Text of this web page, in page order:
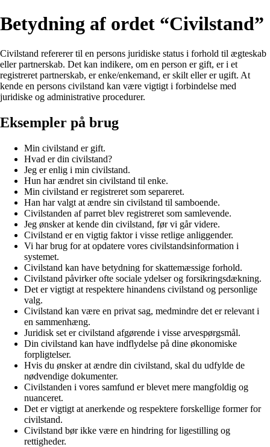
Betydning af ordet “Civilstand”
Civilstand refererer til en persons juridiske status i forhold til ægteskab
eller partnerskab. Det kan indikere, om en person er gift, er i et
registreret partnerskab, er enke/enkemand, er skilt eller er ugift. At
kende en persons civilstand kan være vigtigt i forbindelse med
juridiske og administrative procedurer.
Eksempler på brug
Min civilstand er gift.
Hvad er din civilstand?
Jeg er enlig i min civilstand.
Hun har ændret sin civilstand til enke.
Min civilstand er registreret som separeret.
Han har valgt at ændre sin civilstand til samboende.
Civilstanden af parret blev registreret som samlevende.
Jeg ønsker at kende din civilstand, før vi går videre.
Civilstand er en vigtig faktor i visse retlige anliggender.
Vi har brug for at opdatere vores civilstandsinformation i
systemet.
Civilstand kan have betydning for skattemæssige forhold.
Civilstand påvirker ofte sociale ydelser og forsikringsdækning.
Det er vigtigt at respektere hinandens civilstand og personlige
valg.
Civilstand kan være en privat sag, medmindre det er relevant i
en sammenhæng.
Juridisk set er civilstand afgørende i visse arvespørgsmål.
Din civilstand kan have indflydelse på dine økonomiske
forpligtelser.
Hvis du ønsker at ændre din civilstand, skal du udfylde de
nødvendige dokumenter.
Civilstanden i vores samfund er blevet mere mangfoldig og
nuanceret.
Det er vigtigt at anerkende og respektere forskellige former for
civilstand.
Civilstand bør ikke være en hindring for ligestilling og
rettigheder.